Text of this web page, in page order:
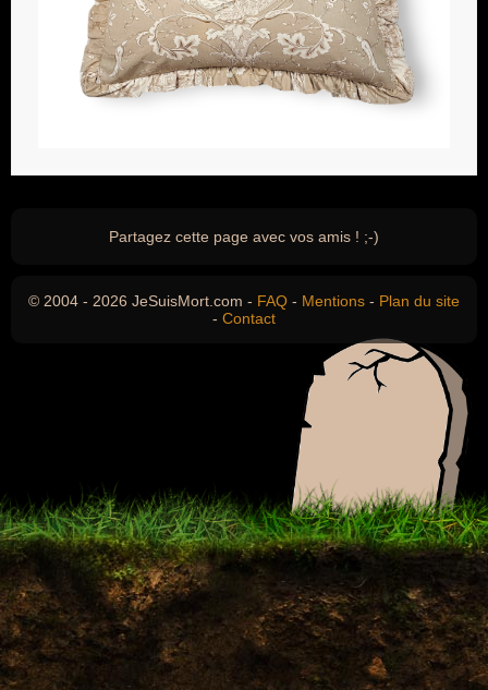
Partagez cette page avec vos amis ! ;-)
© 2004 - 2026 JeSuisMort.com - FAQ - Mentions - Plan du site
- Contact